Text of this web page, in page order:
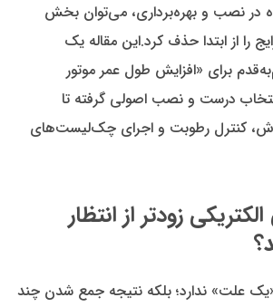
در نصب و بهره‌برداری، می‌توان بخش
را از ابتدا حذف کرد.این مقاله یک
برای «افزایش طول عمر موتور
درست و نصب اصولی گرفته تا
کنترل رطوبت و اجرای چک‌لیست‌های
زودتر از انتظار
«یک علت» ندارد؛ بلکه نتیجه جمع شدن چند